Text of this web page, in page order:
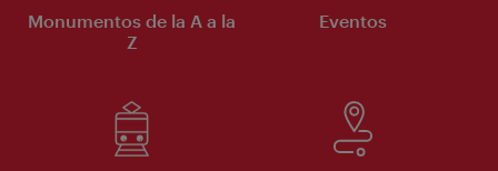
Monumentos de la A a la
Z
Eventos